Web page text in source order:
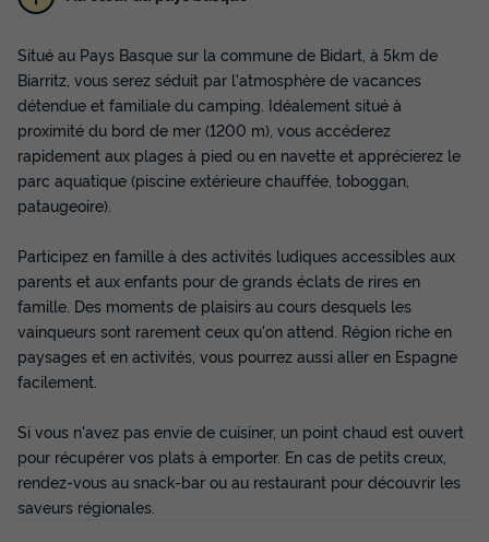
TENTE TOILE ET BOIS 6 personnes - Lodge
ULIA 6 personnes
Surface
25m²
Adultes
6
Chambres
3
Salle de bain
Voir le plan 2D
Terrasse semi-couverte
Animaux autorisés *
TENTE TOILE ET BOIS 6 personnes - Lodge ULIA 6
personnes
du05/09/2026au12/09/2026
Modifier les dates
420 €
Situé au Pays Basque sur la commune de Bidart, à 5km de
Biarritz, vous serez séduit par l'atmosphère de vacances
détendue et familiale du camping. Idéalement situé à
proximité du bord de mer (1200 m), vous accéderez
rapidement aux plages à pied ou en navette et apprécierez le
parc aquatique (piscine extérieure chauffée, toboggan,
pataugeoire).
Participez en famille à des activités ludiques accessibles aux
parents et aux enfants pour de grands éclats de rires en
famille. Des moments de plaisirs au cours desquels les
vainqueurs sont rarement ceux qu'on attend. Région riche en
paysages et en activités, vous pourrez aussi aller en Espagne
facilement.
Si vous n'avez pas envie de cuisiner, un point chaud est ouvert
pour récupérer vos plats à emporter. En cas de petits creux,
rendez-vous au snack-bar ou au restaurant pour découvrir les
saveurs régionales.